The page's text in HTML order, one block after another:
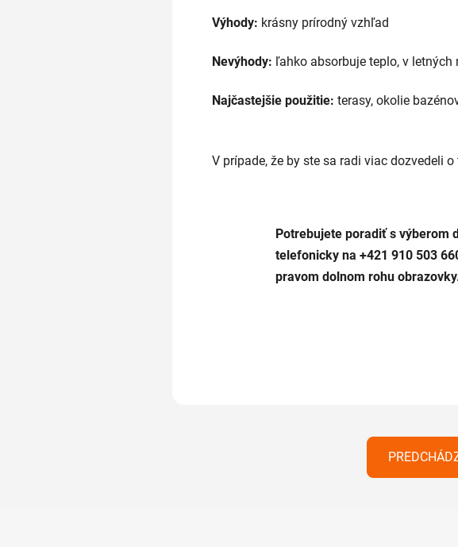
Výhody: krásny prírodný vzhľad
Nevýhody: ľahko absorbuje teplo, v
Najčastejšie použitie: terasy, okolie
V prípade, že by ste sa radi viac dozvedeli
Potrebujete poradiť s výberom
telefonicky na +421 910 503
pravom dolnom rohu